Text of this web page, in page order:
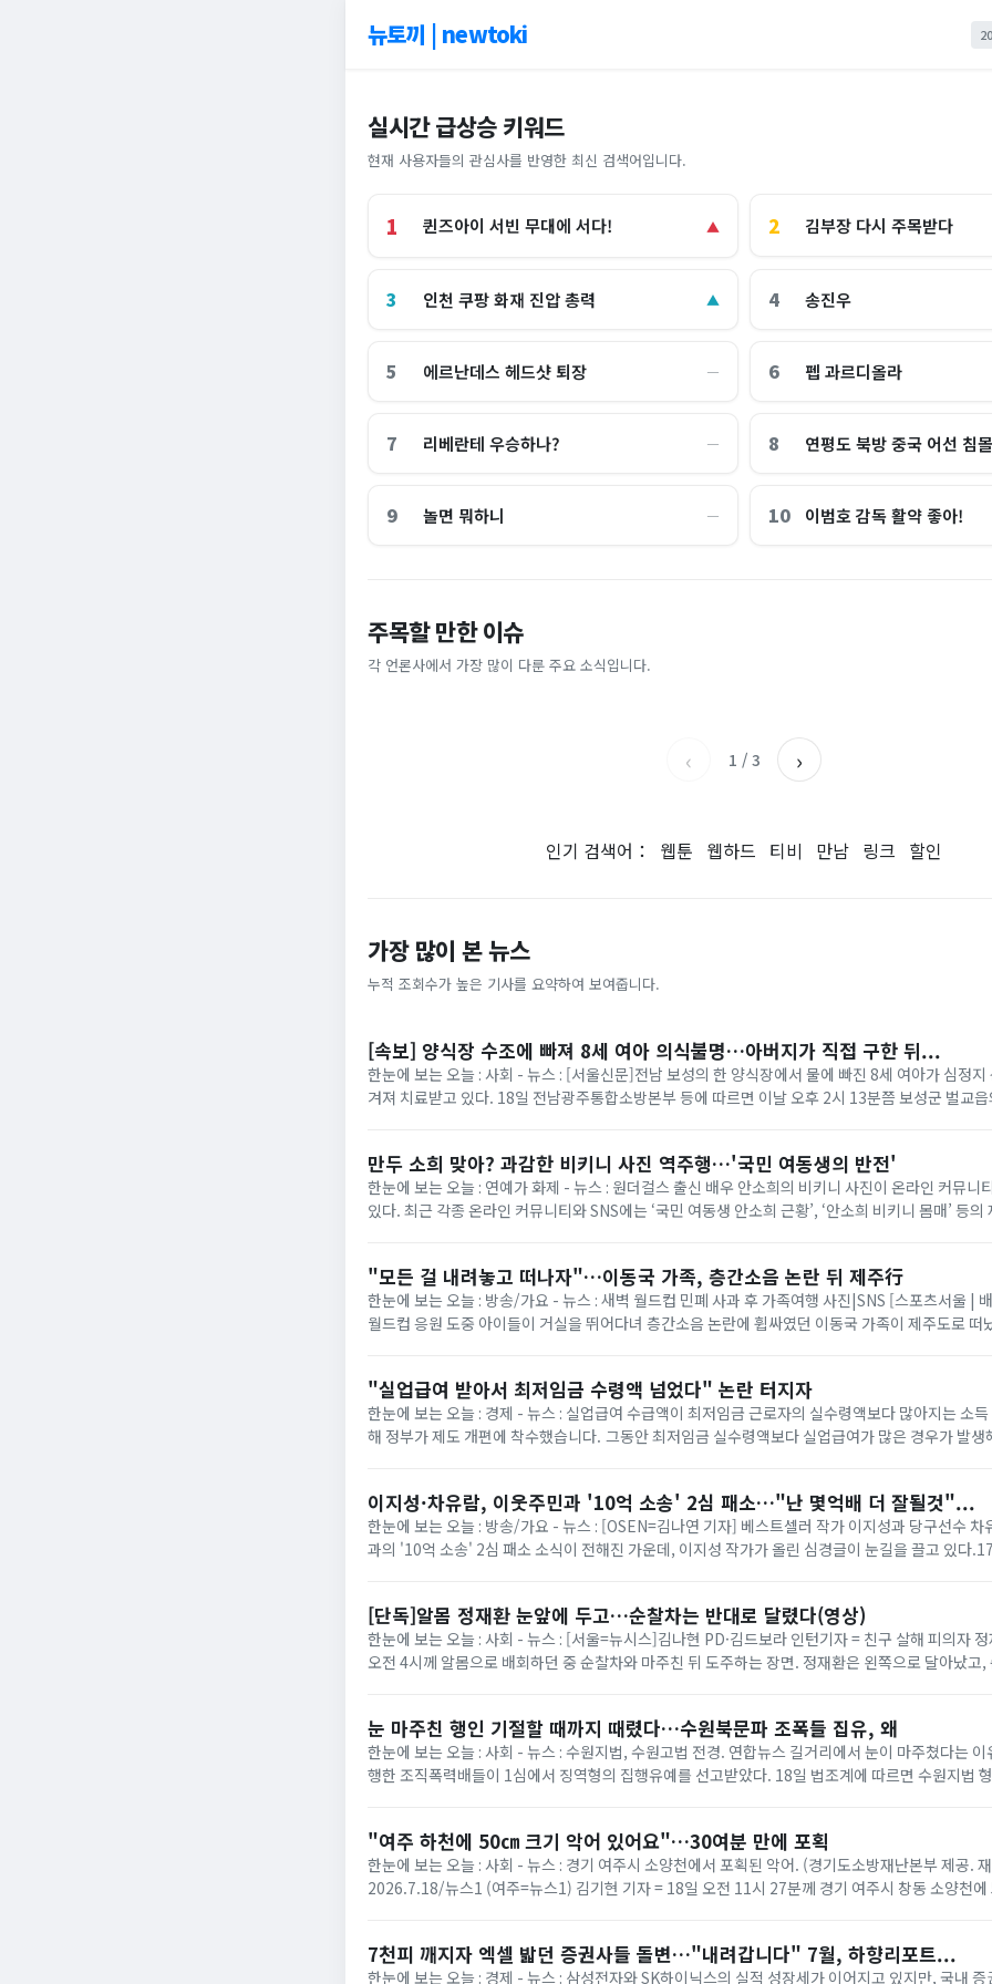
뉴토끼 | newtoki
실시간 급상승 키워드
현재 사용자들의 관심사를 반영한 최신 검색어입니다.
1 퀸즈아이 서빈 무대에 서다! ▲ 2 김부장 다시 주목받다
3 인천 쿠팡 화재 진압 총력 ▲ 4 송진우
5 에르난데스 헤드샷 퇴장 ― 6 펩 과르디올라
7 리베란테 우승하나? ― 8 연평도 북방 중국 어선 침몰
9 놀면 뭐하니 ― 10 이범호 감독 활약 좋아!
주목할 만한 이슈
각 언론사에서 가장 많이 다룬 주요 소식입니다.
홈플러스, 2000억원으로 '시간'을 샀다
비즈워치
[날씨] 오늘 밤 또 내린다...내륙 중심 최대 150mm
‹ 1 / 3 ›
인기 검색어： 웹툰 웹하드 티비 만남 링크 할인
가장 많이 본 뉴스
누적 조회수가 높은 기사를 요약하여 보여줍니다.
[속보] 양식장 수조에 빠져 8세 여아 의식불명…아버지가 직접 구한 뒤...
한눈에 보는 오늘 : 사회 - 뉴스 : [서울신문]전남 보성의 한 양식장에서 물에 빠진 8세 여아가 심정지
겨져 치료받고 있다. 18일 전남광주통합소방본부 등에 따르면 이날 오후 2시 13분쯤 보성군 벌교
만두 소희 맞아? 과감한 비키니 사진 역주행…'국민 여동생의 반전'
한눈에 보는 오늘 : 연예가 화제 - 뉴스 : 원더걸스 출신 배우 안소희의 비키니 사진이 온라인 커뮤니
있다. 최근 각종 온라인 커뮤니티와 SNS에는 ‘국민 여동생 안소희 근황’, ‘안소희 비키니 몸매’ 등
"모든 걸 내려놓고 떠나자"…이동국 가족, 층간소음 논란 뒤 제주行
한눈에 보는 오늘 : 방송/가요 - 뉴스 : 새벽 월드컵 민폐 사과 후 가족여행 사진|SNS [스포츠서울 |
월드컵 응원 도중 아이들이 거실을 뛰어다녀 층간소음 논란에 휩싸였던 이동국 가족이 제주도로 떠
"실업급여 받아서 최저임금 수령액 넘었다" 논란 터지자
한눈에 보는 오늘 : 경제 - 뉴스 : 실업급여 수급액이 최저임금 근로자의 실수령액보다 많아지는 소
해 정부가 제도 개편에 착수했습니다. 그동안 최저임금 실수령액보다 실업급여가 많은 경우가 발생해 "실업급여가 근로
이지성·차유람, 이웃주민과 '10억 소송' 2심 패소…"난 몇억배 더 잘될것"...
한눈에 보는 오늘 : 방송/가요 - 뉴스 : [OSEN=김나연 기자] 베스트셀러 작가 이지성과 당구선수 차
과의 '10억 소송' 2심 패소 소식이 전해진 가운데, 이지성 작가가 올린 심경글이 눈길을 끌고 있다
[단독]알몸 정재환 눈앞에 두고…순찰차는 반대로 달렸다(영상)
한눈에 보는 오늘 : 사회 - 뉴스 : [서울=뉴시스]김나현 PD·김드보라 인턴기자 = 친구 살해 피의자
오전 4시께 알몸으로 배회하던 중 순찰차와 마주친 뒤 도주하는 장면. 정재환은 왼쪽으로 달아났고
눈 마주친 행인 기절할 때까지 때렸다…수원북문파 조폭들 집유, 왜
한눈에 보는 오늘 : 사회 - 뉴스 : 수원지법, 수원고법 전경. 연합뉴스 길거리에서 눈이 마주쳤다는
행한 조직폭력배들이 1심에서 징역형의 집행유예를 선고받았다. 18일 법조계에 따르면 수원지법
"여주 하천에 50㎝ 크기 악어 있어요"…30여분 만에 포획
한눈에 보는 오늘 : 사회 - 뉴스 : 경기 여주시 소양천에서 포획된 악어. (경기도소방재난본부 제공.
2026.7.18/뉴스1 (여주=뉴스1) 김기현 기자 = 18일 오전 11시 27분께 경기 여주시 창동 소양천에
7천피 깨지자 엑셀 밟던 증권사들 돌변…"내려갑니다" 7월, 하향리포트...
한눈에 보는 오늘 : 경제 - 뉴스 : 삼성전자와 SK하이닉스의 실적 성장세가 이어지고 있지만, 국내